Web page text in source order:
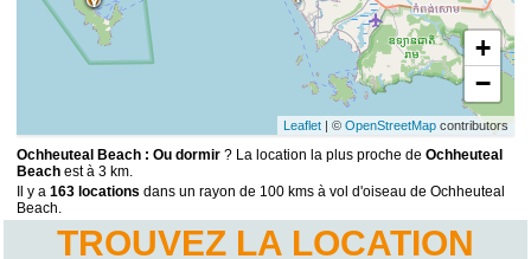
+
−
Leaflet| © OpenStreetMapcontributors
Ochheuteal Beach : Ou dormir ? La location la plus proche deOchheuteal
Beach est à 3 km.
Il y a163 locations dans un rayon de 100 kms à vol d'oiseau de Ochheuteal
Beach.
TROUVEZ LA LOCATION